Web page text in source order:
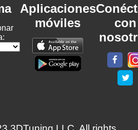
Aplicaciones
móviles
con